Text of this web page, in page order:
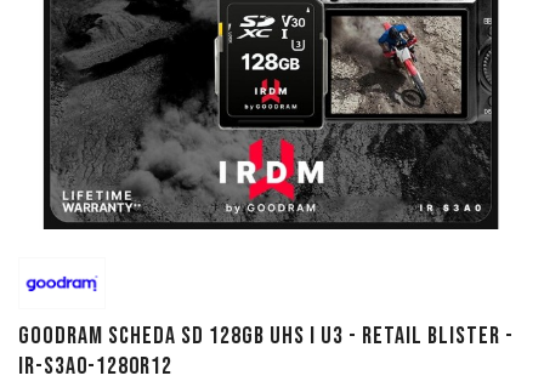
GoodRAM Scheda SD 128GB UHS I U3 - retail blister -
IR-S3A0-1280R12